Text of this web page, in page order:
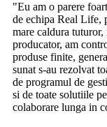
"Eu am o parere
de echipa Real Life,
mare caldura
producator, am
produse finite,
sunat s-au rezolvat
de programul de
si de toate solutiile
colaborare lunga in